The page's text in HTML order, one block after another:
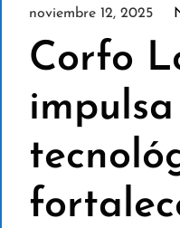
noviembre 12, 2025
Corfo